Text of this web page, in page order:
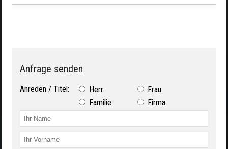
Anfrage senden
Anreden / Titel: Herr
Frau
Familie
Firma